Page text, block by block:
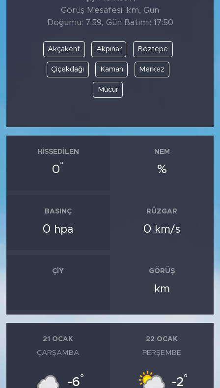
Görüş Mesafesi: km, Gün
Doğumu: 7:59, Gün Batımı: 17:50
Akçakent Akpınar Boztepe
Çiçekdağı Kaman Merkez
Mucur
HISSEDILEN
0°
NEM
%
BASINÇ
0 hpa
RÜZGAR
0 km/s
ÇIY GÖRÜŞ
km
21 OCAK
ÇARŞAMBA
-6°
22 OCAK
PERŞEMBE
-2°